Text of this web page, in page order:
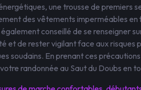
une trousse de premiers
des vêtements imperméables
conseillé de se renseigner
et de rester vigilant face aux risques
soudains. En prenant ces
randonnée au Saut du Doubs en